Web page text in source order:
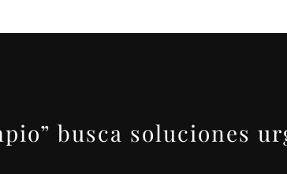
busca soluciones